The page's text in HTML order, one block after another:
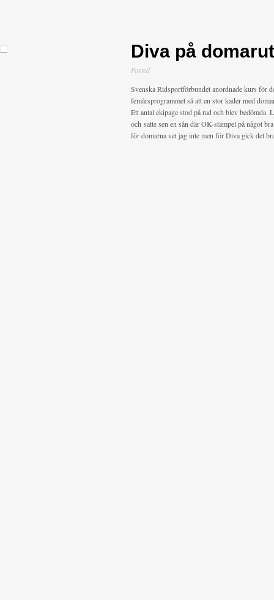
Diva på
Posted
Svenska Ridsportförbundet anordnade kurs för
femårsprogrammet så att en stor kader med
Ett antal ekipage stod på rad och blev bedömda.
och satte sen en sån där OK-stämpel på något
för domarna vet jag inte men för Diva gick det